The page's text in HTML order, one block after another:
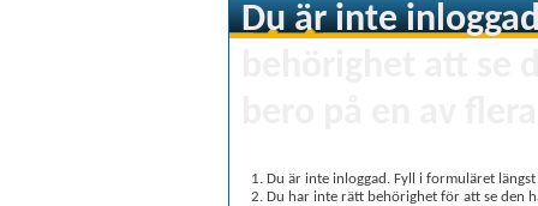
Du är inte
Du är inte inloggad. Fyll i formuläret
Du har inte rätt behörighet för att se den